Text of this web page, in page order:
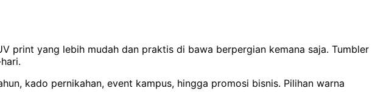
print yang lebih mudah dan praktis di bawa berpergian kemana saja. Tumbler
kado pernikahan, event kampus, hingga promosi bisnis. Pilihan warna